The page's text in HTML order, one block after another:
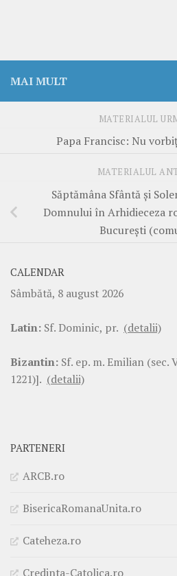
MAI MULT
MATERIALUL
Papa Francisc: Nu
MATERIALUL
Săptămâna Sfântă şi
Domnului în Arhidieceza
Bucureşti
CALENDAR
Sâmbătă, 8 august 2026
Latin: Sf. Dominic, pr. (detalii)
Bizantin: Sf. ep. m. Emilian
1221)]. (detalii)
PARTENERI
ARCB.ro
BisericaRomanaUnita.ro
Cateheza.ro
Credinta-Catolica.ro